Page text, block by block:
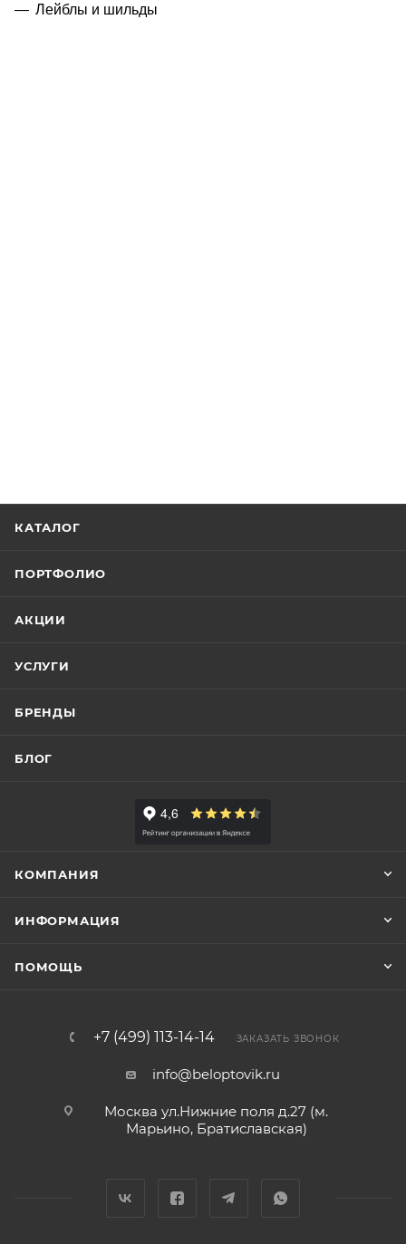
Лейблы и шильды
КАТАЛОГ
ПОРТФОЛИО
АКЦИИ
УСЛУГИ
БРЕНДЫ
БЛОГ
КОМПАНИЯ
ИНФОРМАЦИЯ
ПОМОЩЬ
+7 (499) 113-14-14 ЗАКАЗАТЬ ЗВОНОК
info@beloptovik.ru
Москва ул.Нижние поля д.27 (м.
Марьино, Братиславская)